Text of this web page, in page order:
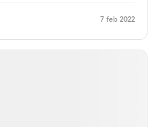
7 feb 2022